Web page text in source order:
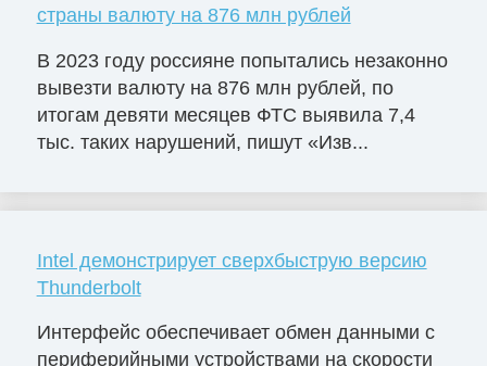
страны валюту на 876 млн рублей
В 2023 году россияне попытались незаконно
вывезти валюту на 876 млн рублей, по
итогам девяти месяцев ФТС выявила 7,4
тыс. таких нарушений, пишут «Изв...
Intel демонстрирует сверхбыструю версию
Thunderbolt
Интерфейс обеспечивает обмен данными с
периферийными устройствами на скорости